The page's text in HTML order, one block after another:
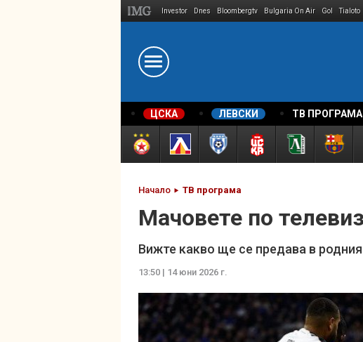
Investor Dnes Bloombergtv Bulgaria On Air Gol Tialoto
ЦСКА ЛЕВСКИ ТВ ПРОГРАМА
Начало ТВ програма
Мачовете по
Вижте какво ще се предава в
13:50 | 14 юни 2026 г.